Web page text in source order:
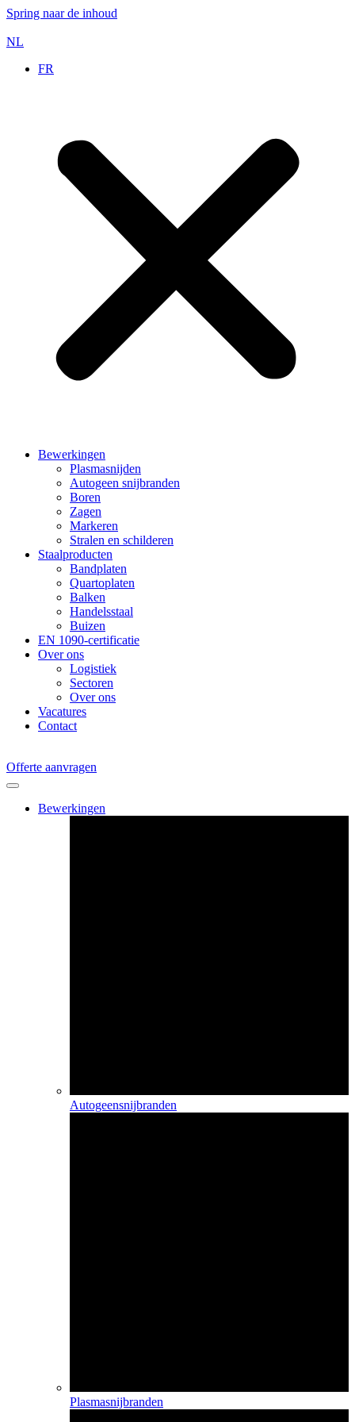
Spring naar de inhoud
NL
FR
Bewerkingen
Plasmasnijden
Autogeen snijbranden
Boren
Zagen
Markeren
Stralen en schilderen
Staalproducten
Bandplaten
Quartoplaten
Balken
Handelsstaal
Buizen
EN 1090-certificatie
Over ons
Logistiek
Sectoren
Over ons
Vacatures
Contact
Offerte aanvragen
Bewerkingen
Autogeensnijbranden
Plasmasnijbranden